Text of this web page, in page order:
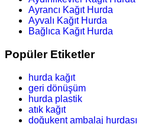
Ayrancı Kağıt Hurda
Ayvalı Kağıt Hurda
Bağlıca Kağıt Hurda
Popüler Etiketler
hurda kağıt
geri dönüşüm
hurda plastik
atık kağıt
doğukent ambalaj hurdası